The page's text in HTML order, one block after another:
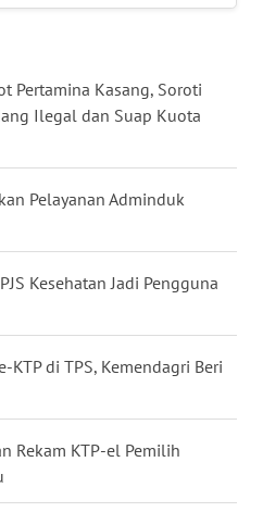
Pertamina Kasang, Soroti
Ilegal dan Suap Kuota
Pelayanan Adminduk
Kesehatan Jadi Pengguna
KTP di TPS, Kemendagri Beri
Rekam KTP-el Pemilih